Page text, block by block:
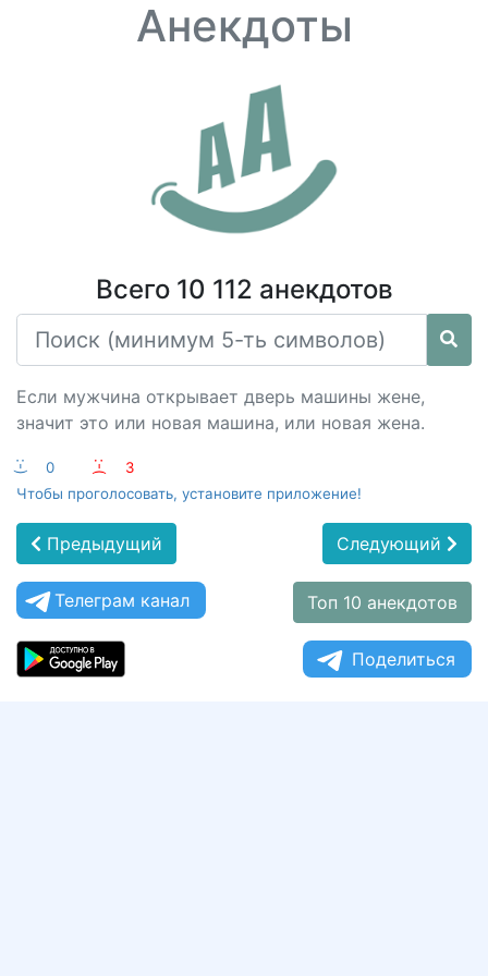
Анекдоты
Всего 10 112 анекдотов
Если мужчина открывает дверь машины жене,
значит это или новая машина, или новая жена.
:-) 0 :-(
3
Чтобы проголосовать, установите приложение!
Предыдущий Следующий
Телеграм канал Топ 10 анекдотов
Поделиться